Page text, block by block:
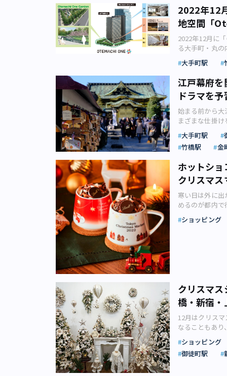
クのアートシ
「キンプトン新
LOUNGE（デ
#Ohanami 桜
ランの注目ポ
スタイルだと
前菜～メイン
るメインメニ
リ」などのガ
も15種用意さ
ルトやムース
がれば、室内
こでしか残せ
ックな1枚を（
ー」 特別なデ
28階から見え
桜のアミュー
どのお酒を含
初登場。 一つ
東京リリース
桜バンズ」は、
層階での非日常
まれ、魅力に
り上げるアー
上フリーフロ
ヌーンティー
ンを食べ比べて
催中～2023年3月14日(火)
13:00～17:00
が、これが江
明治以後の新
1999年刊） 現
らではなく、
地：東京都中
トロ日比谷線
堂 所在地：東
日：火曜 アク
千駄木3-37-16
化を知る世界
クションが用
カップルや友
在地：東京都中
月曜 稲藁を使
マーホールディ
夫が楽しく学
が心配される
た日本酒アイ
プ）」も注目でしょう。 身近な日本中の酒蔵とコラボした
るため、日本
に触れられま
の機会に日本酒
都中央区八重洲
（画像：ヤンマ
ます。 「ワイ
インボトル「
がっているヤ
探せます。 ま
米を探してみてはいかが
「YANMAR
ブグルマン受賞
22:30（
プストア「
イベントも定
「YANMAR
ンドオープンし
は、食文化の
べる体感型ギ
人と出かけてみ
京」の2023年
す。玄米茶や
組み合わせの
地を選ぶなど
ます。 渋みの
ッシュを絶妙な
など、どれも
オリジナルバ
の渋みが合わ
ースより） 「
2023」5粒入り
クスはいかがで
タイムをおしゃ
ル バレンタインチ
スより） ホテ
一粒にショコラ
もホテルの世界
しても訪れるに
になることで
のショコラテ
りな「アマン
月30日（月）
7:00～20:00、
19:00） ※詳細
大手町タワー
代田線・都営
覧はこちら
チタイムとデ
ダックをはじ
ます。 料理は
す。 全8品の
リースより）
橋蛎殻町のロ
ャイニーズアフ
花苑」の飲茶
会社ロイヤル
あるチンゲン
ています。 中
餅、マンゴー
飲み放題（画
コンラッド東京
階にある中国料
食を中国料理で
「チャイナブル
味料や香辛料
した。 中国の
の関連に着目し
業 開催場所：
【ランチ】
17:30～21:30（
ビス料込。詳
西池袋1-6-1
町線・丸ノ内
ーンティー」
階 中国料理「
時間の変化を
や上質感、これ
たな価値を発
フィスワーカ
ンタースポッ
次いで6月に「
形に。 （画像
は、東京23区
カレー店が4店
け麺、油そば、
他、期間限定の
リリースより
してみてはい
まれてきまし
を実施しまし
ブランドアイ
人々の往来を
け橋」であり
式会社リリース
ルメゾーン「
気スープカレー
言。ふわふわの
■奥芝商店 営業
100％おくしバ
汁スープ」と北
次におすすめ
「元祖油堂」で
ましく、2023
す。 「三井ガ
像：三井不動
してきた筆者が
見どころや特
リアは今、大規
21平方メート
屋、グループ
ネクティング
京八重洲 所在
駅B1出口から
施設目となる
から最上階45
を中心に、究
レストラン、
のロケーション
います。 東京
ガリホテル 所
JR・東京メト
り徒歩3分 東京
「BELLUSTAR
GROOVE
■BELLUSTAR
■HOTEL
～38F アクセ
新宿線 新宿三
は、東京で初め
2022年12
地空間「
2022年12月に
る大手町・丸
に誕生した、
16日にオープ
てさまざまな
なく、環境へ
Garden」の果
「Otemachi
ショップ、ホ
One」。 今回
井物産と三井
ンズホテル東
会社リリース
う」「潤う」「賑
内・有楽町エ
とした約3,000
像：三井不動
できるでしょ
生や地域の潜
ど、多様な生物
ハモミジなど
て「エコ体験
にも活用でき
用が期待でき
の活用も期待
大手町駅
江戸幕府
ドラマを
始まる前から
まざまな仕掛
に残されてい
イターの日野京
長く続いた戦乱
市としての東
の場所を巡って
（画像：
して使われて
み入れること
あります。そ
平方メートル
としてまつる
家康が自分の
処に末永く魂鎮
のなかに上野
は上野一帯を
けず、現在も
跡の神社です
るとされ信仰さ
大手町駅
竹橋駅
金
ホットシ
クリスマス
寒い日は外に
めるのが都内
谷・丸の内と
ナルライター
条件がそろう、
スマス メルテ
のマグカップ
フ・シーリリ
「東京クリスマ
トの本場であ
日まで開催さ
ショッピング
クリスマ
橋・新宿・
12月はクリス
なることもあ
企画を実施し
つの百貨店の
祝日ということ
ショッピング
御徒町駅